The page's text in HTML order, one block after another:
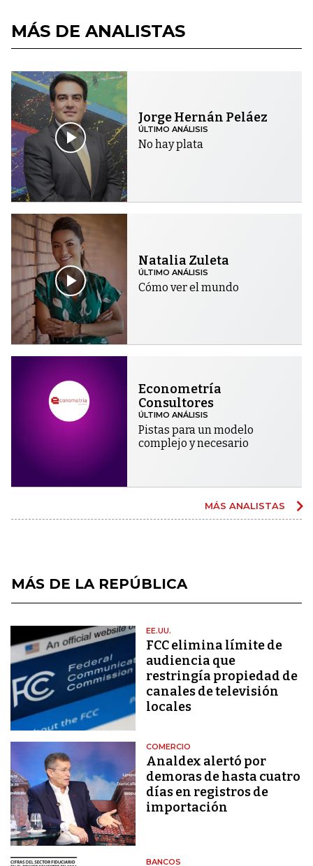
MÁS DE ANALISTAS
Jorge Hernán Peláez
ÚLTIMO ANÁLISIS
No hay plata
Natalia Zuleta
ÚLTIMO ANÁLISIS
Cómo ver el mundo
Econometría
Consultores
ÚLTIMO ANÁLISIS
Pistas para un modelo
complejo y necesario
MÁS ANALISTAS
MÁS DE LA REPÚBLICA
EE.UU.
FCC elimina límite de
audiencia que
restringía propiedad de
canales de televisión
locales
COMERCIO
Analdex alertó por
demoras de hasta cuatro
días en registros de
importación
BANCOS